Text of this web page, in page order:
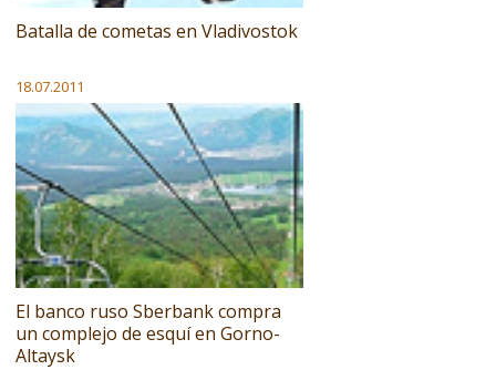
Batalla de cometas en Vladivostok
18.07.2011
El banco ruso Sberbank compra
un complejo de esquí en Gorno-
Altaysk